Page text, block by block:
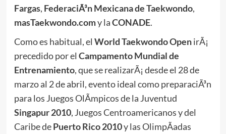
Fargas, FederaciÃ³n Mexicana de Taekwondo,
masTaekwondo.comy laCONADE.
Como es habitual, el World Taekwondo OpenirÃ¡
precedido por el Campamento Mundial de
Entrenamiento, que se realizarÃ¡ desde el 28 de
marzo al 2 de abril, evento ideal como preparaciÃ³n
para los Juegos OlÃ­mpicos de la Juventud
Singapur 2010, Juegos Centroamericanos y del
Caribe dePuerto Rico 2010y las OlimpÃ­adas